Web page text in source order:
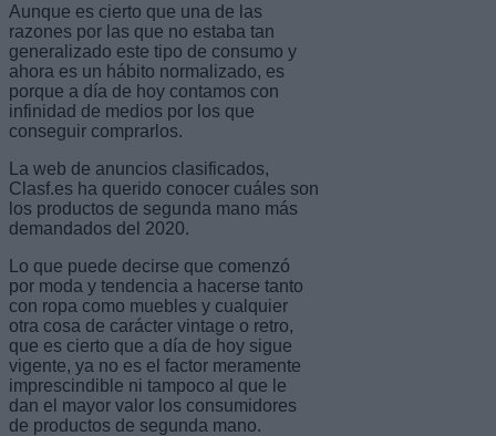
Aunque es cierto que una de las
razones por las que no estaba tan
generalizado este tipo de consumo y
ahora es un hábito normalizado, es
porque a día de hoy contamos con
infinidad de medios por los que
conseguir comprarlos.
La web de anuncios clasificados,
Clasf.es ha querido conocer cuáles son
los productos de segunda mano más
demandados del 2020.
Lo que puede decirse que comenzó
por moda y tendencia a hacerse tanto
con ropa como muebles y cualquier
otra cosa de carácter vintage o retro,
que es cierto que a día de hoy sigue
vigente, ya no es el factor meramente
imprescindible ni tampoco al que le
dan el mayor valor los consumidores
de productos de segunda mano.